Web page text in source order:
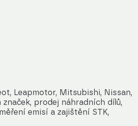
Leapmotor, Mitsubishi, Nissan,
prodej náhradních dílů,
emisí a zajištění STK,